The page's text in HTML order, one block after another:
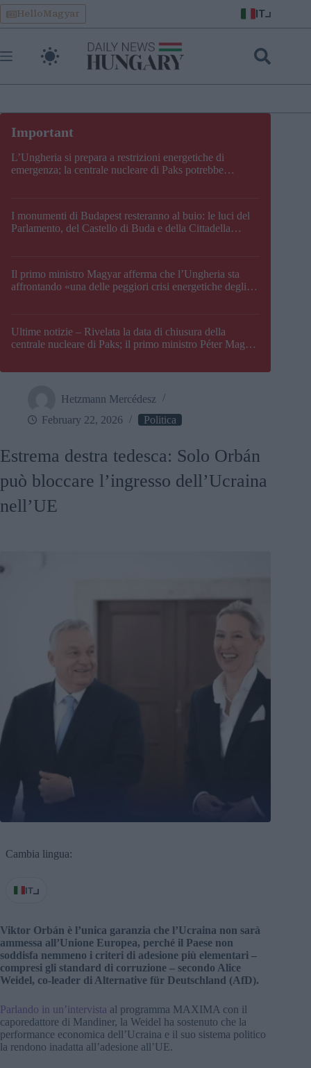
Skip
to
content
HelloMagyar IT
L’Ungheria si prepara a restrizioni energetiche di
emergenza; la centrale nucleare di Paks potrebbe
I monumenti di Budapest resteranno al buio: le luci del
Parlamento, del Castello di Buda e della Cittadella
Il primo ministro Magyar afferma che l’Ungheria sta
affrontando «una delle peggiori crisi energetiche degli
Ultime notizie – Rivelata la data di chiusura della
centrale nucleare di Paks; il primo ministro Péter Magyar
Hetzmann Mercédesz
February 22, 2026
Politica
Estrema destra tedesca: Solo Orbán
può bloccare l’ingresso dell’Ucraina
nell’UE
Cambia lingua:
IT
Viktor Orbán è l’unica garanzia che l’Ucraina non sarà
ammessa all’Unione Europea, perché il Paese non
soddisfa nemmeno i criteri di adesione più elementari –
compresi gli standard di corruzione – secondo Alice
Weidel, co-leader di Alternative für Deutschland (AfD).
Parlando in un’intervista al programma MAXIMA con il
caporedattore di Mandiner, la Weidel ha sostenuto che la
performance economica dell’Ucraina e il suo sistema politico
la rendono inadatta all’adesione all’UE.